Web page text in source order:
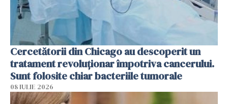
Cercetătorii din Chicago au descoperit un
tratament revoluționar împotriva cancerului.
Sunt folosite chiar bacteriile tumorale
08 IULIE 2026